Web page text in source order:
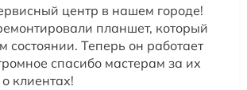
центр в нашем городе!
планшет, который
состоянии. Теперь он работает
спасибо мастерам за их
клиентах!